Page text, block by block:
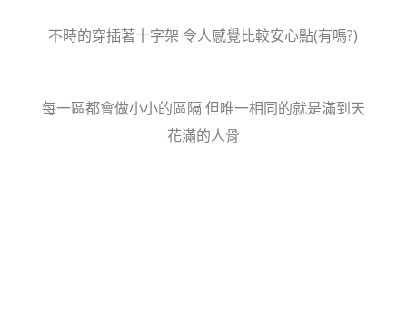
不時的穿插著十字架 令人感覺比較安心點(有嗎?)
每一區都會做小小的區隔 但唯一相同的就是滿到天
花滿的人骨